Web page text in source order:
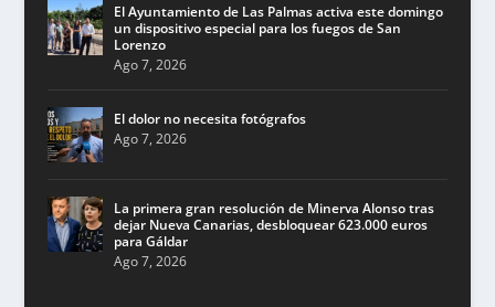
El Ayuntamiento de Las Palmas activa este domingo
un dispositivo especial para los fuegos de San
Lorenzo
Ago 7, 2026
El dolor no necesita fotógrafos
Ago 7, 2026
La primera gran resolución de Minerva Alonso tras
dejar Nueva Canarias, desbloquear 623.000 euros
para Gáldar
Ago 7, 2026